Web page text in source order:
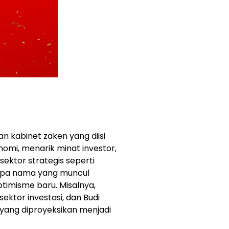
kabinet zaken yang diisi
menarik minat investor,
strategis seperti
nama yang muncul
baru. Misalnya,
investasi, dan Budi
diproyeksikan menjadi